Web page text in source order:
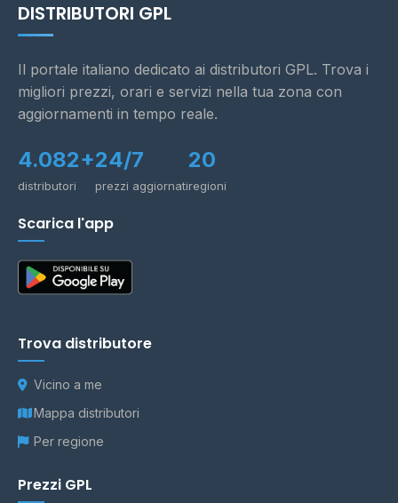
DISTRIBUTORI GPL
Il portale italiano dedicato ai distributori GPL. Trova i
migliori prezzi, orari e servizi nella tua zona con
aggiornamenti in tempo reale.
4.082+
distributori
24/7
prezzi aggiornati
20
regioni
Scarica l'app
Trova distributore
Vicino a me
Mappa distributori
Per regione
Prezzi GPL